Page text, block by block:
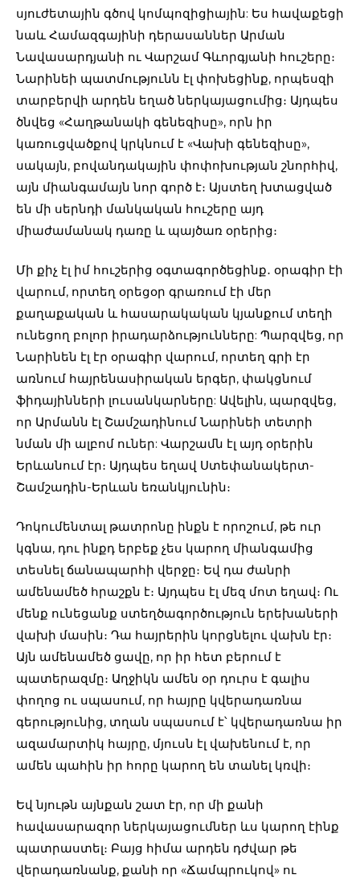
սյուժետային գծով կոմպոզիցիային: Ես հավաքեցի
նաև Համազգայինի դերասաններ Արման
Նավասարդյանի ու Վարշամ Գևորգյանի հուշերը։
Նարինեի պատմությունն էլ փոխեցինք, որպեսզի
տարբերվի արդեն եղած ներկայացումից։ Այդպես
ծնվեց «Հաղթանակի գենեզիսը», որն իր
կառուցվածքով կրկնում է «Վախի գենեզիսը»,
սակայն, բովանդակային փոփոխության շնորհիվ,
այն միանգամայն նոր գործ է։ Այստեղ խտացված
են մի սերնդի մանկական հուշերը այդ
միաժամանակ դառը և պայծառ օրերից։
Մի քիչ էլ իմ հուշերից օգտագործեցինք․ օրագիր էի
վարում, որտեղ օրեցօր գրառում էի մեր
քաղաքական և հասարակական կյանքում տեղի
ունեցող բոլոր իրադարձությունները: Պարզվեց, որ
Նարինեն էլ էր օրագիր վարում, որտեղ գրի էր
առնում հայրենասիրական երգեր, փակցնում
ֆիդայինների լուսանկարները: Ավելին, պարզվեց,
որ Արմանն էլ Շամշադինում Նարինեի տետրի
նման մի ալբոմ ուներ: Վարշամն էլ այդ օրերին
Երևանում էր։ Այդպես եղավ Ստեփանակերտ-
Շամշադին-Երևան եռանկյունին։
Դոկումենտալ թատրոնը ինքն է որոշում, թե ուր
կգնա, դու ինքդ երբեք չես կարող միանգամից
տեսնել ճանապարհի վերջը։ Եվ դա ժանրի
ամենամեծ հրաշքն է։ Այդպես էլ մեզ մոտ եղավ։ Ու
մենք ունեցանք ստեղծագործություն երեխաների
վախի մասին։ Դա հայրերին կորցնելու վախն էր։
Այն ամենամեծ ցավը, որ իր հետ բերում է
պատերազմը։ Աղջիկն ամեն օր դուրս է գալիս
փողոց ու սպասում, որ հայրը կվերադառնա
գերությունից, տղան սպասում է՝ կվերադառնա իր
ազամարտիկ հայրը, մյուսն էլ վախենում է, որ
ամեն պահին իր հորը կարող են տանել կռվի։
Եվ նյութն այնքան շատ էր, որ մի քանի
հավասարազոր ներկայացումներ ևս կարող էինք
պատրաստել։ Բայց հիմա արդեն դժվար թե
վերադառնանք, քանի որ «Ճամպրուկով» ու